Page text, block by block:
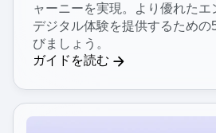
ャーニーを実現。より優れた
デジタル体験を提供するための
びましょう。
ガイドを読む